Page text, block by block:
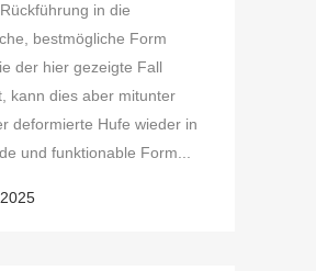
in die
bestmögliche Form
der hier gezeigte Fall
kann dies aber mitunter
deformierte Hufe wieder in
und funktionable Form...